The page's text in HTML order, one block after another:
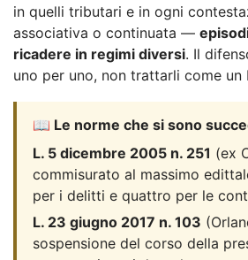
in quelli tributari e in ogni
associativa o continuata —
ricadere in regimi diversi. Il
uno per uno, non trattarli come un
📖 Le norme che si sono
L. 5 dicembre 2005 n. 251 (ex
commisurato al massimo
per i delitti e quattro per le
L. 23 giugno 2017 n. 103
sospensione del corso della